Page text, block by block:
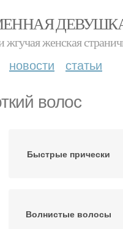
жгучая женская
новости статьи
волос
Быстрые прически
Волнистые волосы